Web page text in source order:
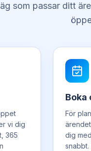
som passar ditt
vi dig
365
Boka
För
dig